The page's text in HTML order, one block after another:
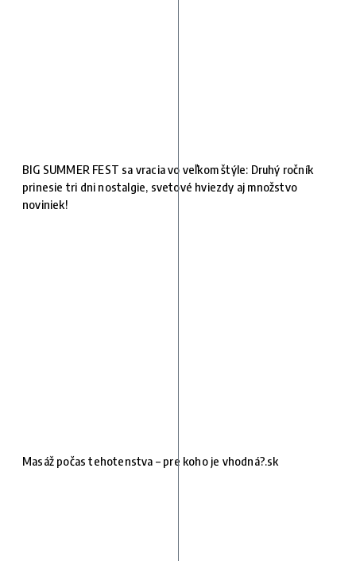
BIG SUMMER FEST sa vracia vo veľkom štýle: Druhý ročník
prinesie tri dni nostalgie, svetové hviezdy aj množstvo
noviniek!
Masáž počas tehotenstva – pre koho je vhodná?.sk